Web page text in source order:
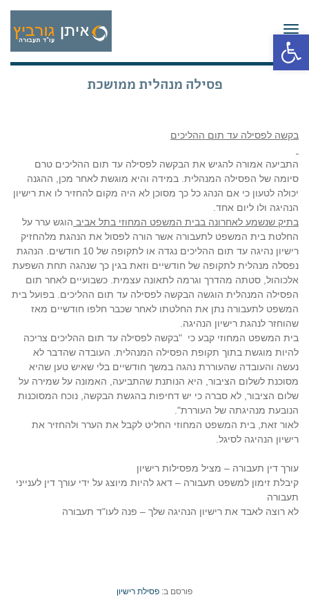
פתח סרגל נגישות
תפריט
פסילה מנהלית ממושכת
בקשה לפסילה עד תום ההליכים
התביעה אמורה להגיש את הבקשה לפסילה עד תום ההליכים טרם
סיומה של הפסילה המנהלית. במידה והיא מוגשת לאחר מכן, ההגנה
יכולה לטעון כי אם הנהג כל כך מסוכן לא היה מקום להחזיר לו את רישיון
הנהיגה ולו ליום אחד.
בתיק שנשמע לאחרונה בבית המשפט המחוזי בתל אביב הוגש ערר על
החלטת בית המשפט לתעבורה אשר הורה לפסול את הנהגת מלהחזיק
רישיון נהיגה עד תום ההליכים נגדה או לתקופה של 10 חודשים. הנהגת
נפסלה מנהלית לתקופה של חודשיים וזאת בגין כך שנהגה תחת השפעת
אלכוהול, סטתה מהדרך וגרמה לתאונה עצמית. כשבועיים לאחר תום
הפסילה המנהלית הוגשה הבקשה לפסילה עד תום ההליכים. בפועל בית
המשפט לתעבורה נתן את החלטתו לאחר שכבר חלפו חודשיים מאז
שהוחזר לנהגת רישיון הנהיגה.
בית המשפט המחוזי קבע כי "בקשה לפסילה עד תום ההליכים צריכה
להיות מוגשת בתוך תקופת הפסילה המנהלית. העובדה שהדבר לא
נעשה והעובדה שהעוררת נהגה במשך חודשיים בלי שאיש טען שהיא
מסוכנת לשלום הציבור, היא הנותנת שהתביעה, האמונה על שמירה על
שלום הציבור, לא סברה כי יש דחיפות בהגשת הבקשה, נוכח המסוכנות
הנובעת מנהיגתה של העוררת".
לאור זאת, בית המשפט המחוזי החליט לקבל את הערר ולהחזיר את
רישיון הנהיגה לסיגל.
עורך דין תעבורה – מציל מפסילות רישיון
קיבלת זימון למשפט תעבורה – דאג להיות מיוצג על ידי עורך דין לענייני
תעבורה
לא רוצה לאבד את רישיון הנהיגה שלך – פנה לעו"ד תעבורה
פורסם ב: פסילת רישיון